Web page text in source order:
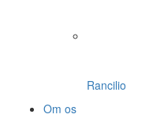
Rancilio
Om os